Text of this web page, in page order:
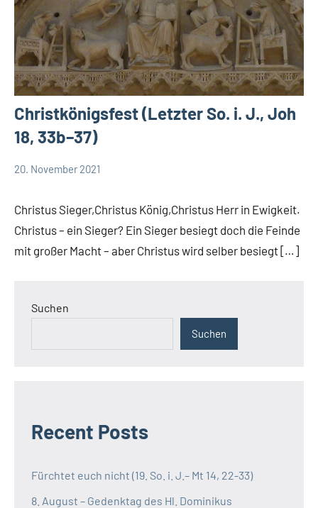
Christkönigsfest (Letzter So. i. J., Joh
18, 33b–37)
20. November 2021
Christus Sieger,Christus König,Christus Herr in Ewigkeit.
Christus – ein Sieger? Ein Sieger besiegt doch die Feinde
mit großer Macht – aber Christus wird selber besiegt […]
Suchen
Suchen
Recent Posts
Fürchtet euch nicht (19. So. i. J.– Mt 14, 22-33)
8. August – Gedenktag des Hl. Dominikus